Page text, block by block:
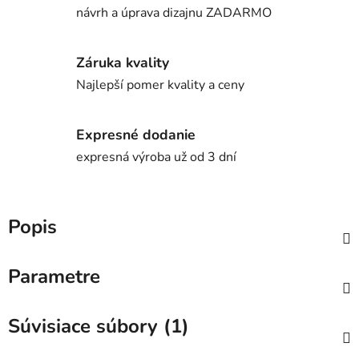
návrh a úprava dizajnu ZADARMO
Záruka kvality
Najlepší pomer kvality a ceny
Expresné dodanie
expresná výroba už od 3 dní
Popis
Parametre
Súvisiace súbory (1)